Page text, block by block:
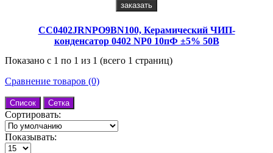
заказать
CC0402JRNPO9BN100, Керамический ЧИП-
конденсатор 0402 NP0 10пФ ±5% 50В
Показано с 1 по 1 из 1 (всего 1 страниц)
Сравнение товаров (0)
Список Сетка
Сортировать:
Показывать: